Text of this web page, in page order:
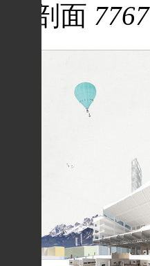
剖面 7767